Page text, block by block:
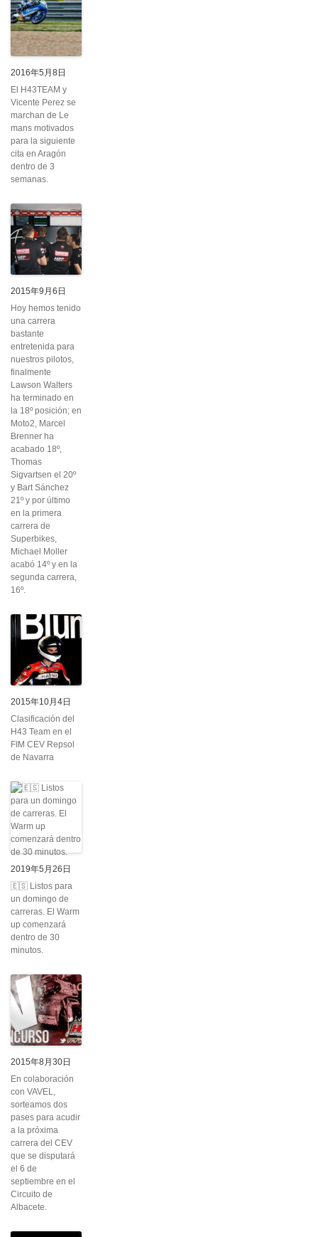
2016年5月8日
El H43TEAM y
Vicente Perez se
marchan de Le
mans motivados
para la siguiente
cita en Aragón
dentro de 3
semanas.
2015年9月6日
Hoy hemos tenido
una carrera
bastante
entretenida para
nuestros pilotos,
finalmente
Lawson Walters
ha terminado en
la 18º posición; en
Moto2, Marcel
Brenner ha
acabado 18º,
Thomas
Sigvartsen el 20º
y Bart Sánchez
21º y por último
en la primera
carrera de
Superbikes,
Michael Moller
acabó 14º y en la
segunda carrera,
16º.
2015年10月4日
Clasificación del
H43 Team en el
FIM CEV Repsol
de Navarra
2019年5月26日
🇪🇸 Listos para
un domingo de
carreras. El Warm
up comenzará
dentro de 30
minutos.
2015年8月30日
En colaboración
con VAVEL,
sorteamos dos
pases para acudir
a la próxima
carrera del CEV
que se disputará
el 6 de
septiembre en el
Circuito de
Albacete.